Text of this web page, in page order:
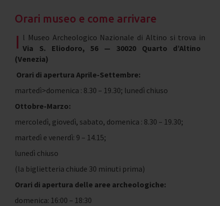
Orari museo e come arrivare
I l Museo Archeologico Nazionale di Altino si trova in
Via S. Eliodoro, 56 — 30020 Quarto d’Altino
(Venezia)
Orari di apertura Aprile-Settembre:
martedì>domenica : 8.30 – 19.30; lunedì chiuso
Ottobre-Marzo:
mercoledì, giovedì, sabato, domenica : 8.30 – 19.30;
martedì e venerdì: 9 – 14.15;
lunedì chiuso
(la biglietteria chiude 30 minuti prima)
Orari di apertura delle aree archeologiche:
domenica: 16:00 – 18:30